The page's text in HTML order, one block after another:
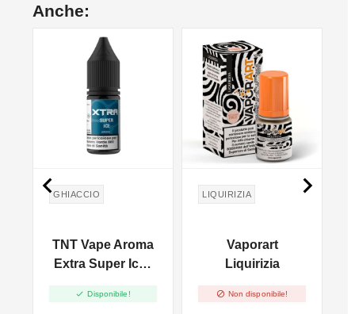
Anche:
GHIACCIO
TNT Vape Aroma
Extra Super Ice -
 Disponibile!
LIQUIRIZIA
Vaporart
Liquirizia
 Non disponibile!
 